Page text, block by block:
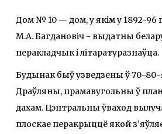
Дом № 10 — дом, у якім у 1892-96
М.А. Багдановіч - выдатны
перакладчык і літаратуразнаўца.
Будынак быў узведзены ў 70-80-я
Драўляны, прамавугольны ў
дахам. Цэнтральны ўваход
плоскае перакрыццё якой